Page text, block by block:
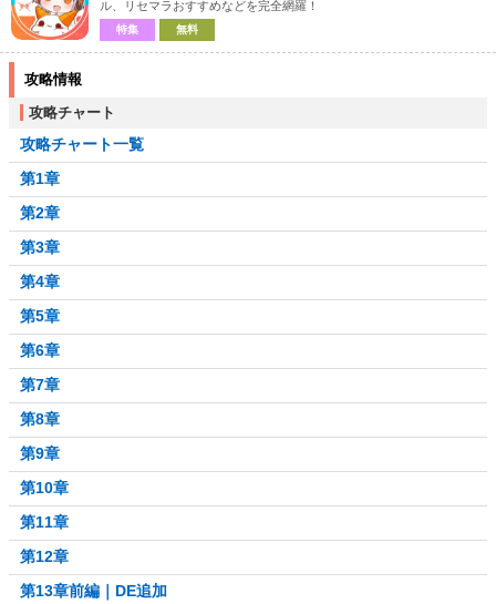
ル、リセマラおすすめなどを完全網羅！
特集 無料
攻略情報
攻略チャート
攻略チャート一覧
第1章
第2章
第3章
第4章
第5章
第6章
第7章
第8章
第9章
第10章
第11章
第12章
第13章前編｜DE追加